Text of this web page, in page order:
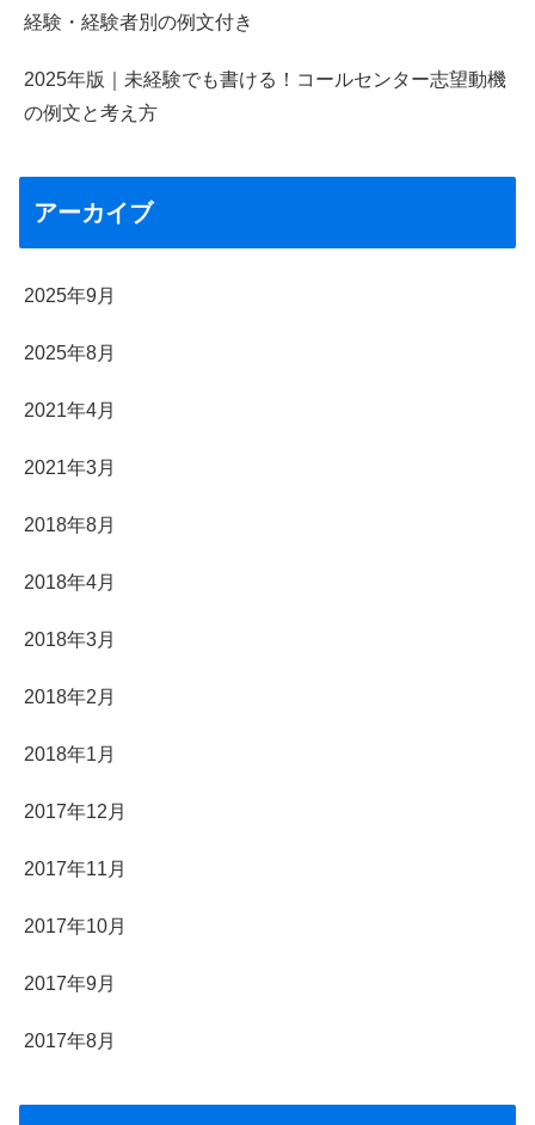
経験・経験者別の例文付き
2025年版｜未経験でも書ける！コールセンター志望動機
の例文と考え方
アーカイブ
2025年9月
2025年8月
2021年4月
2021年3月
2018年8月
2018年4月
2018年3月
2018年2月
2018年1月
2017年12月
2017年11月
2017年10月
2017年9月
2017年8月